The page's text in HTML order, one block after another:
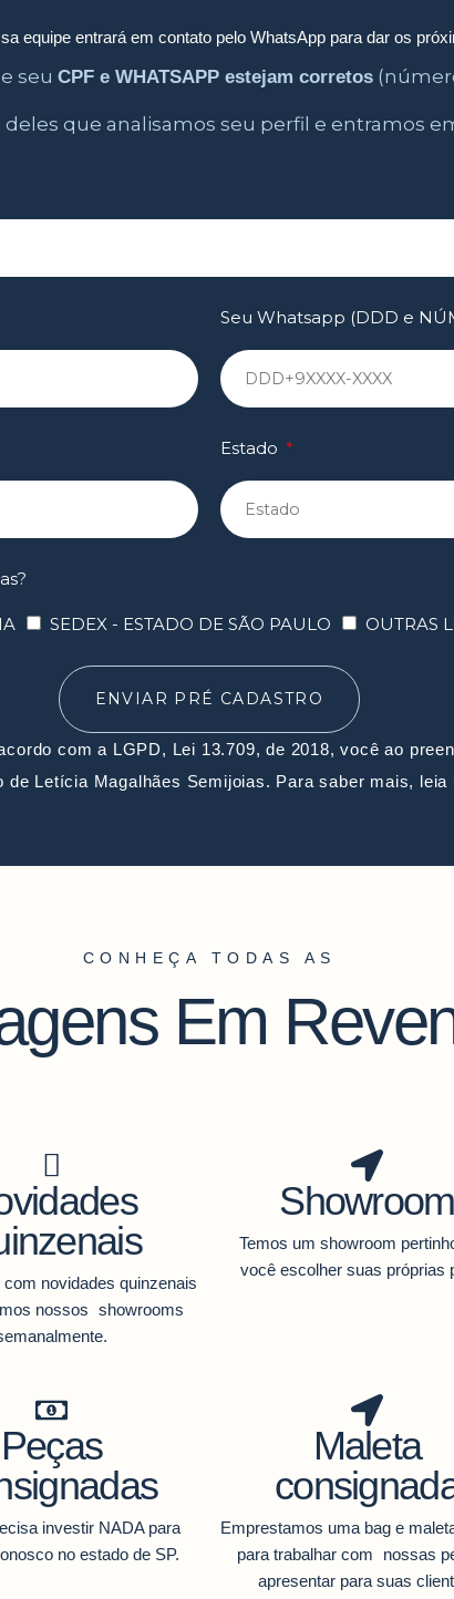
equipe entrará em contato pelo WhatsApp para dar os
seu CPF e WHATSAPP estejam corretos
deles que analisamos seu perfil e entramos
Seu Whatsapp (DDD e
Estado
SEDEX - ESTADO DE SÃO PAULO OUTRAS
ENVIAR PRÉ CADASTRO
com a LGPD, Lei 13.709, de 2018, você ao
de Letícia Magalhães Semijoias. Para saber mais, leia
CONHEÇA TODAS AS
Em
novidades quinzenais
nossos showrooms
Showroom
Temos um showroom
você escolher suas próprias
Peças
investir NADA para
no estado de SP.
Maleta
Emprestamos uma bag e
para trabalhar com nossas
apresentar para suas